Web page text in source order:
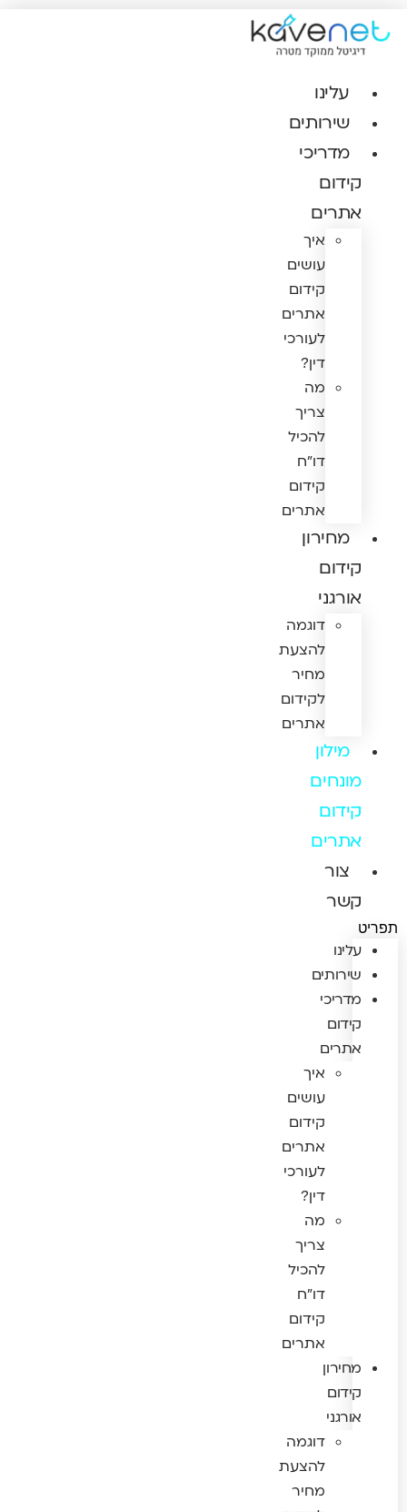
לתוכן
עלינו
שירותים
מדריכי
קידום
אתרים
איך
עושים
קידום
אתרים
לעורכי
דין?
מה
צריך
להכיל
דו"ח
קידום
אתרים
מחירון
קידום
אורגני
דוגמה
להצעת
מחיר
לקידום
אתרים
מילון
מונחים
קידום
אתרים
צור
קשר
תפריט
עלינו
שירותים
מדריכי
קידום
אתרים
איך
עושים
קידום
אתרים
לעורכי
דין?
מה
צריך
להכיל
דו"ח
קידום
אתרים
מחירון
קידום
אורגני
דוגמה
להצעת
מחיר